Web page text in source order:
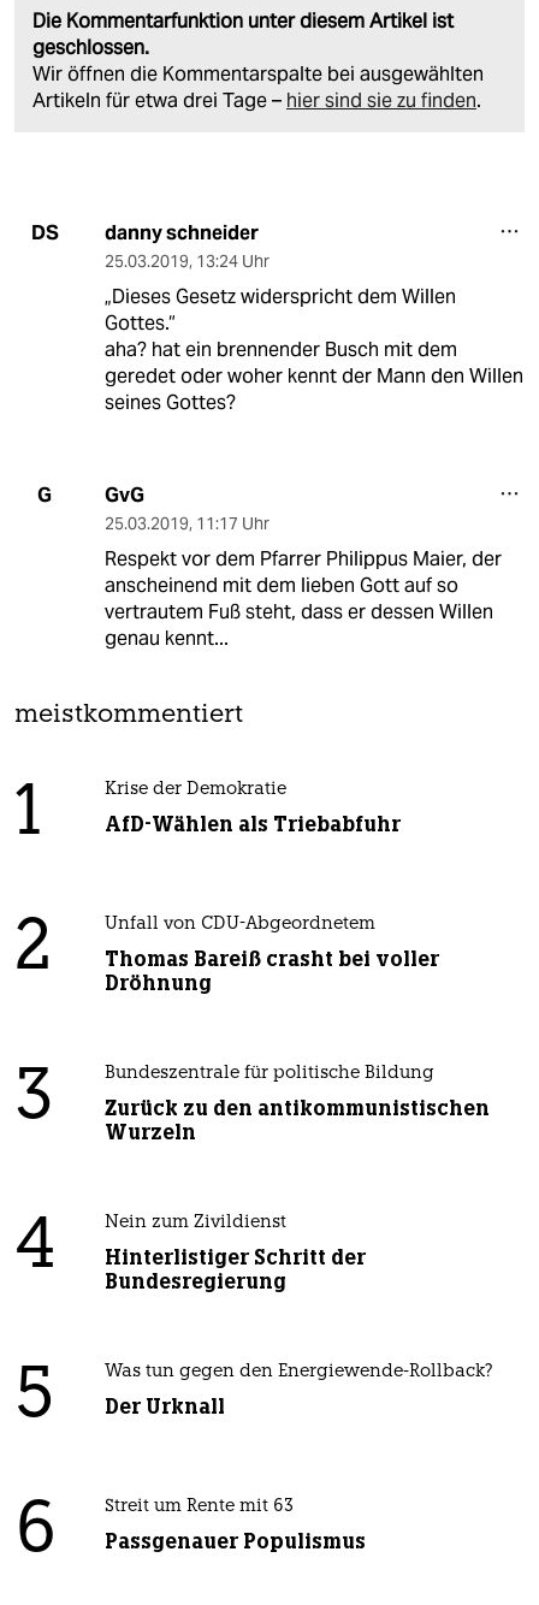
Die Kommentarfunktion unter diesem Artikel ist
geschlossen.
Wir öffnen die Kommentarspalte bei ausgewählten
Artikeln für etwa drei Tage – hier sind sie zu finden.
DS danny schneider
25.03.2019, 13:24 Uhr
„Dieses Gesetz widerspricht dem Willen
Gottes.“
aha? hat ein brennender Busch mit dem
geredet oder woher kennt der Mann den Willen
seines Gottes?
G GvG
25.03.2019, 11:17 Uhr
Respekt vor dem Pfarrer Philippus Maier, der
anscheinend mit dem lieben Gott auf so
vertrautem Fuß steht, dass er dessen Willen
genau kennt...
meistkommentiert
1 Krise der Demokratie
AfD-Wählen als Triebabfuhr
2 Unfall von CDU-Abgeordnetem
Thomas Bareiß crasht bei voller
Dröhnung
3 Bundeszentrale für politische Bildung
Zurück zu den antikommunistischen
Wurzeln
4 Nein zum Zivildienst
Hinterlistiger Schritt der
Bundesregierung
5 Was tun gegen den Energiewende-Rollback?
Der Urknall
6 Streit um Rente mit 63
Passgenauer Populismus